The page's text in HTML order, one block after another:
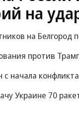
на
на Белгород
против
начала
Украине 70